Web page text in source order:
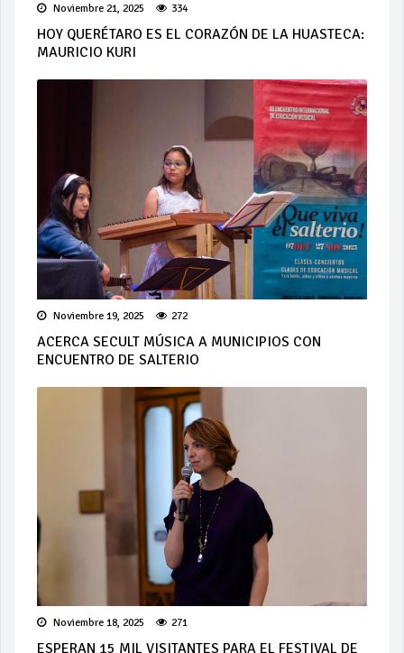
Noviembre 21, 2025 334
HOY QUERÉTARO ES EL CORAZÓN DE LA HUASTECA:
MAURICIO KURI
Noviembre 19, 2025 272
ACERCA SECULT MÚSICA A MUNICIPIOS CON
ENCUENTRO DE SALTERIO
Noviembre 18, 2025 271
ESPERAN 15 MIL VISITANTES PARA EL FESTIVAL DE